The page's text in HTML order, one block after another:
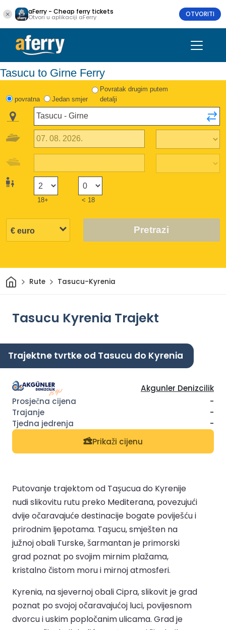
aFerry - Cheap ferry tickets
Otvori u aplikaciji aFerry OTVORITI
Tasucu to Girne Ferry
povratna Jedan smjer
Povratak drugim putem
detalji
18+ < 18
Pretrazi
DomRute Tasucu-Kyrenia
Tasucu Kyrenia Trajekt
Trajektne tvrtke od Tasucu do Kyrenia
Akgunler Denizcilik
-
-
-
Prikaži cijenu
Putovanje trajektom od Taşucua do Kyrenije
nudi slikovitu rutu preko Mediterana, povezujući
dvije očaravajuće destinacije bogate poviješću i
prirodnim ljepotama. Taşucu, smješten na
južnoj obali Turske, šarmantan je primorski
grad poznat po svojim mirnim plažama,
kristalno čistom moru i mirnoj atmosferi.
Kyrenia, na sjevernoj obali Cipra, slikovit je grad
poznat po svojoj očaravajućoj luci, povijesnom
dvorcu i uskim popločanim ulicama. Grad je